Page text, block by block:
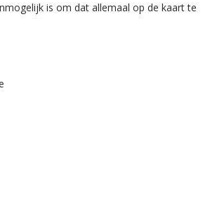
is om dat allemaal op de kaart te